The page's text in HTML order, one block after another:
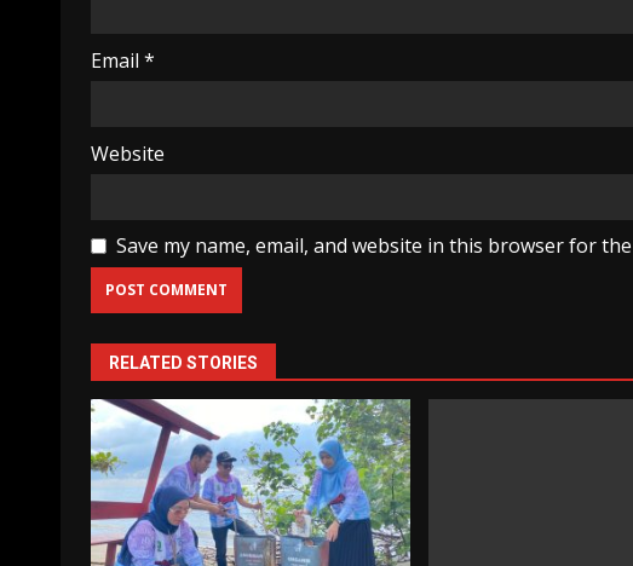
Email *
Website
Save my name, email, and website in this browser for
RELATED STORIES